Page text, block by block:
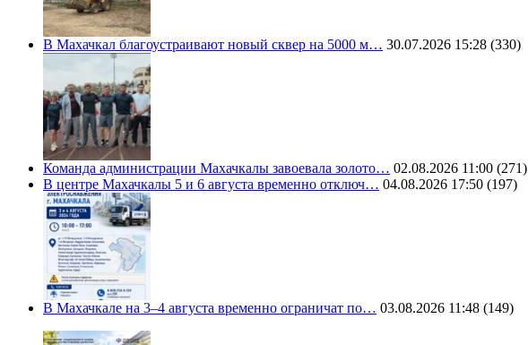
В Махачкал благоустраивают новый сквер на 5000 м… 30.07.2026 15:28 (330)
Команда администрации Махачкалы завоевала золото… 02.08.2026 11:00 (271)
В центре Махачкалы 5 и 6 августа временно отключ… 04.08.2026 17:50 (197)
В Махачкале на 3–4 августа временно ограничат по… 03.08.2026 11:48 (149)